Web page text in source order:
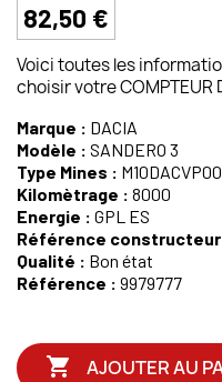
82,50 €
Voici toutes les
choisir votre COMPTEUR
Marque : DACIA
Modèle : SANDERO 3
Type Mines :
Kilomètrage : 8000
Energie : GPL ES
Référence
Qualité : Bon état
Référence : 9979777
 AJOUTER AU